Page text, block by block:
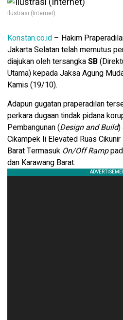
Ilustrasi (Internet)
Konstan.co.id – Hakim
Jakarta Selatan telah memutus
diajukan oleh tersangkaSB
Utama) kepada Jaksa Agung
Kamis (19/10).
Adapun gugatan praperadilan
perkara dugaan tindak pidana
Pembangunan (Designand Build)
Cikampek Ii Elevated Ruas
Barat Termasuk On/Off Ramp
dan Karawang Barat.